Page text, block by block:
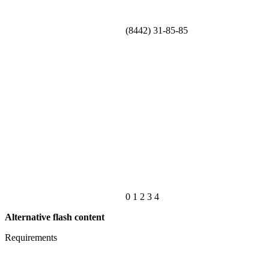
(8442) 31-85-85
0 1 2 3 4
Alternative flash content
Requirements